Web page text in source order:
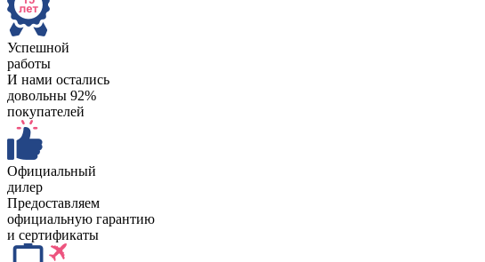
Успешной
работы
И нами остались
довольны 92%
покупателей
Официальный
дилер
Предоставляем
официальную гарантию
и сертификаты